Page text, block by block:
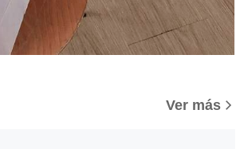
Ver más